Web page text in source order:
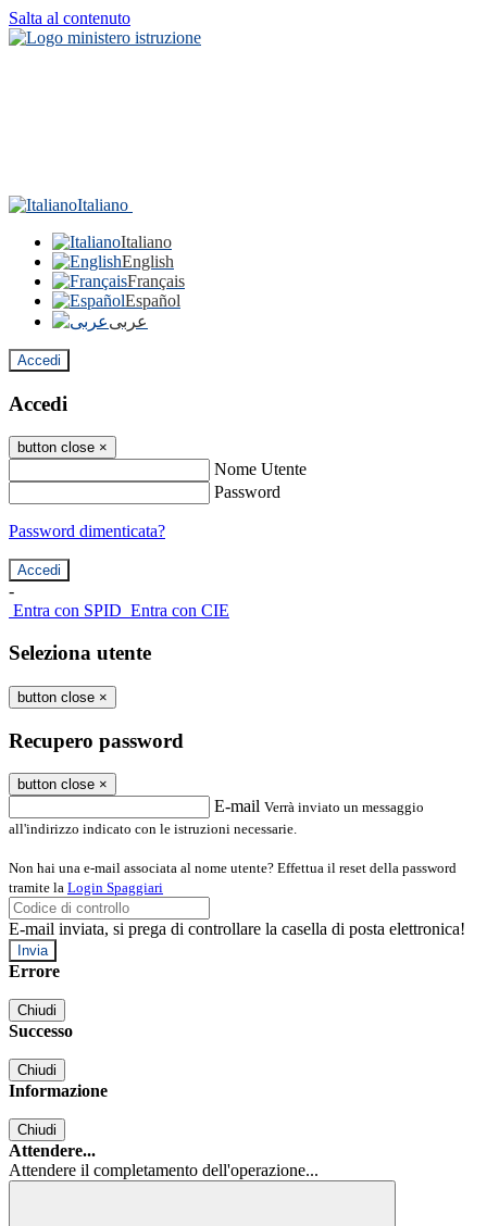
Salta al contenuto
Italiano
Italiano
English
Français
Español
عربى
Accedi
Accedi
button close ×
Nome Utente
Password
Password dimenticata?
-
Entra con SPID Entra con CIE
Seleziona utente
button close ×
Recupero password
button close ×
E-mail Verrà inviato un messaggio
all'indirizzo indicato con le istruzioni necessarie.
Non hai una e-mail associata al nome utente? Effettua il reset della password
tramite la Login Spaggiari
E-mail inviata, si prega di controllare la casella di posta elettronica!
Errore
Chiudi
Successo
Chiudi
Informazione
Chiudi
Attendere...
Attendere il completamento dell'operazione...